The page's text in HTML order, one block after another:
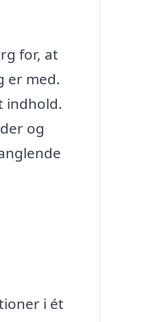
for, at
er med.
indhold.
og
i ét